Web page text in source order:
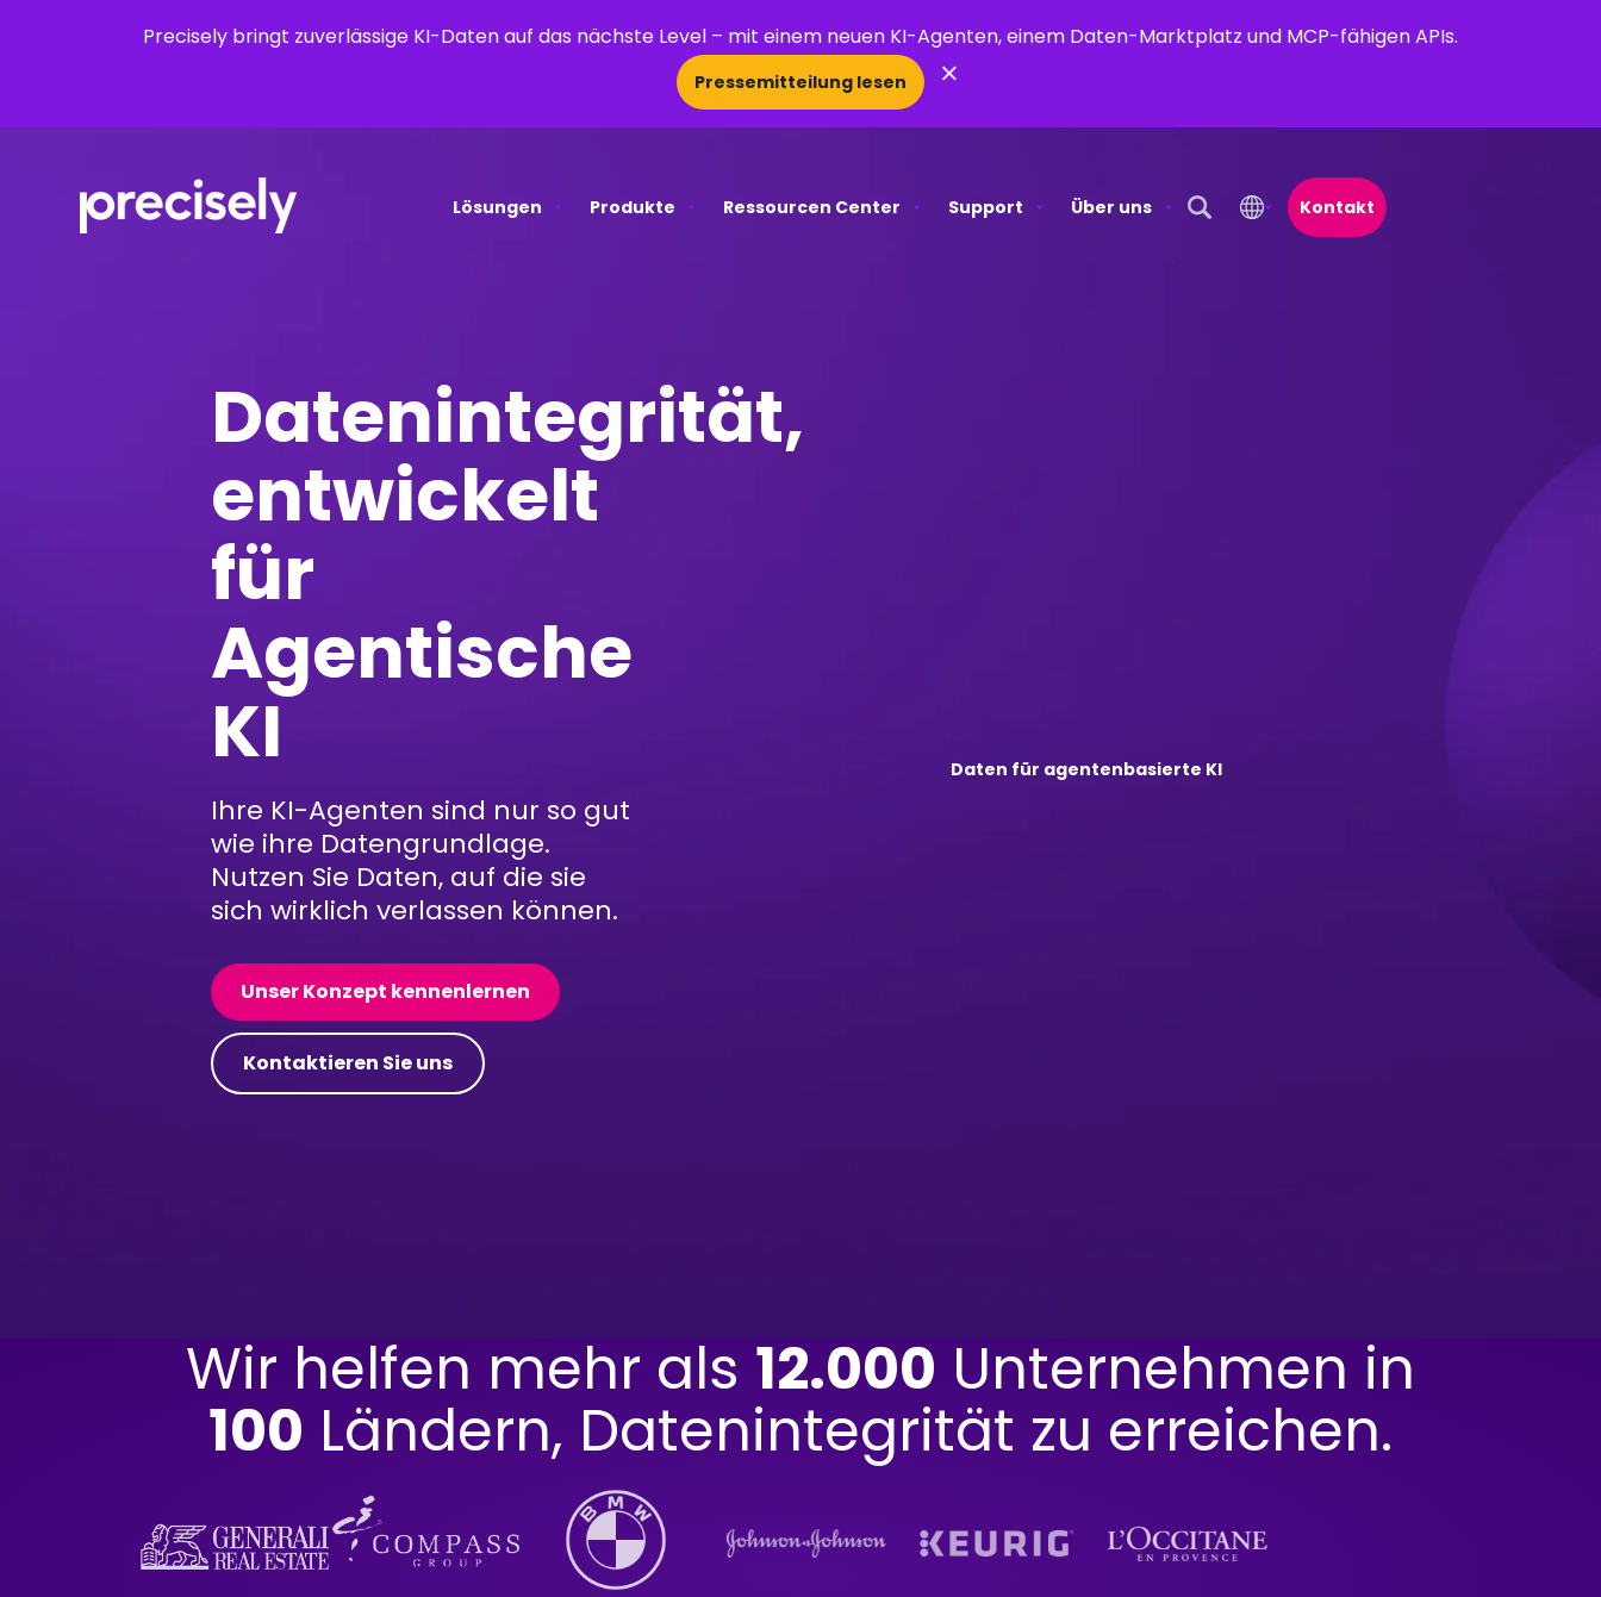
Precisely bringt zuverlässige KI-Daten auf das nächste Level – mit einem neuen KI-Agenten, einem Daten-Marktplatz und MCP-fähigen APIs.
Pressemitteilung lesen ×
Lösungen Produkte Ressourcen Center Support
Über uns
Open Search Popup
Kontakt
Datenintegrität,
entwickelt
für
Agentische
KI
Ihre KI-Agenten sind nur so gut
wie ihre Datengrundlage.
Nutzen Sie Daten, auf die sie
sich wirklich verlassen können.
Unser Konzept kennenlernen
Kontaktieren Sie uns
Daten für agentenbasierte KI
Wir helfen mehr als 12.000 Unternehmen in
100 Ländern, Datenintegrität zu erreichen.